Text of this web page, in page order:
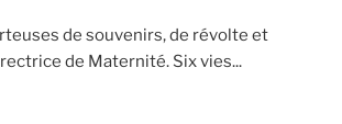
de souvenirs, de révolte et
de Maternité. Six vies...